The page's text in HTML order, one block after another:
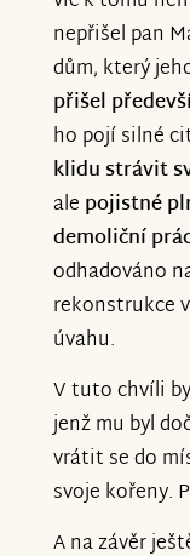
nepřišel pan
dům, který
přišel
ho pojí silné
klidu strávit
ale pojistné
demoliční
odhadováno
rekonstrukce
úvahu.
V tuto chvíli
jenž mu byl
vrátit se do
svoje kořeny.
A na závěr